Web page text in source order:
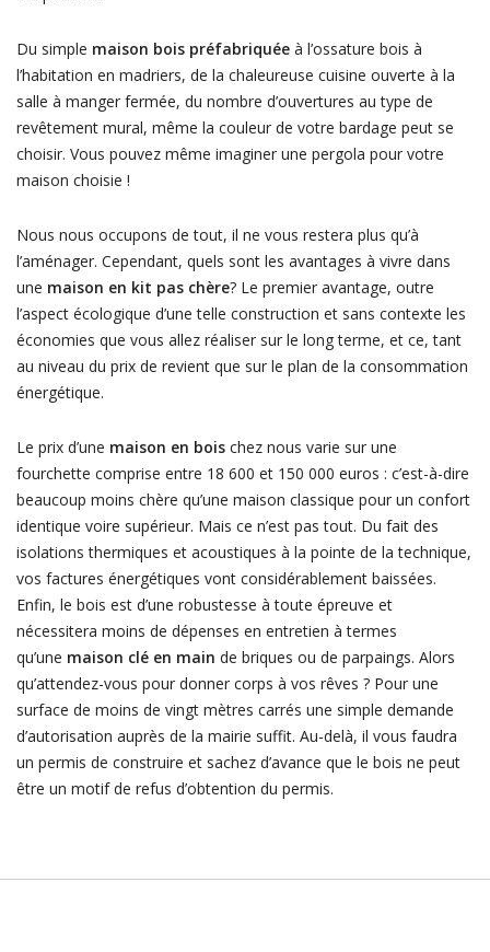
Du simple maison bois préfabriquéeà l’ossature bois à
l’habitation en madriers, de la chaleureuse cuisine ouverte à la
salle à manger fermée, du nombre d’ouvertures au type de
revêtement mural, même la couleur de votre bardage peut se
choisir. Vous pouvez même imaginer une pergola pour votre
maison choisie !
Nous nous occupons de tout, il ne vous restera plus qu’à
l’aménager. Cependant, quels sont les avantages à vivre dans
une maison en kit pas chère? Le premier avantage, outre
l’aspect écologique d’une telle construction et sans contexte les
économies que vous allez réaliser sur le long terme, et ce, tant
au niveau du prix de revient que sur le plan de la consommation
énergétique.
Le prix d’une maison en boischez nous varie sur une
fourchette comprise entre 18 600 et 150 000 euros : c’est-à-dire
beaucoup moins chère qu’une maison classique pour un confort
identique voire supérieur. Mais ce n’est pas tout. Du fait des
isolations thermiques et acoustiques à la pointe de la technique,
vos factures énergétiques vont considérablement baissées.
Enfin, le bois est d’une robustesse à toute épreuve et
nécessitera moins de dépenses en entretien à termes
qu’une maison clé en main de briques ou de parpaings. Alors
qu’attendez-vous pour donner corps à vos rêves ? Pour une
surface de moins de vingt mètres carrés une simple demande
d’autorisation auprès de la mairie suffit. Au-delà, il vous faudra
un permis de construire et sachez d’avance que le bois ne peut
être un motif de refus d’obtention du permis.